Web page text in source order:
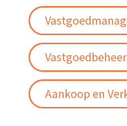
Vastgoedbeheer
Aankoop en